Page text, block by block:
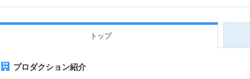
トップ
プロダクション紹介